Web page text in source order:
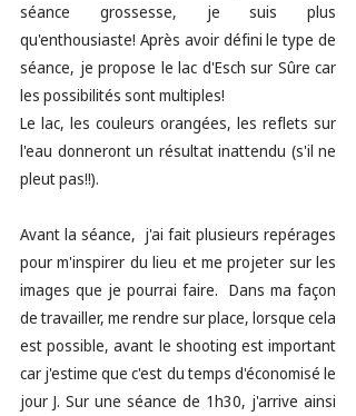
séance grossesse, je suis plus
qu'enthousiaste! Après avoir défini le type de
séance, je propose le lac d'Esch sur Sûre car
les possibilités sont multiples!
Le lac, les couleurs orangées, les reflets sur
l'eau donneront un résultat inattendu (s'il ne
pleut pas!!).
Avant la séance,  j'ai fait plusieurs repérages
pour m'inspirer du lieu et me projeter sur les
images que je pourrai faire.  Dans ma façon
de travailler, me rendre sur place, lorsque cela
est possible, avant le shooting est important
car j'estime que c'est du temps d'économisé le
jour J. Sur une séance de 1h30, j'arrive ainsi